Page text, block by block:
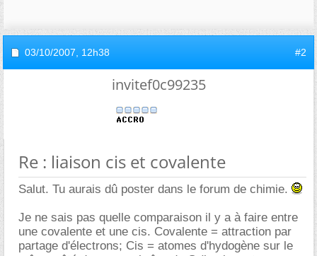
03/10/2007, 12h38 #2
invitef0c99235
Re : liaison cis et covalente
Salut. Tu aurais dû poster dans le forum de chimie.
Je ne sais pas quelle comparaison il y a à faire entre
une covalente et une cis. Covalente = attraction par
partage d'électrons; Cis = atomes d'hydogène sur le